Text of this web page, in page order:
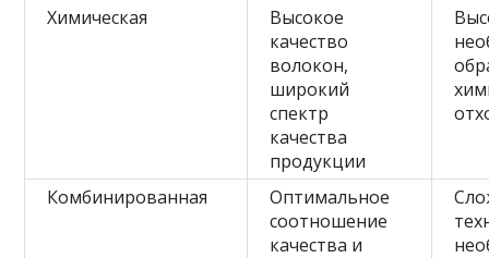
Химическая
Высокое
качество
волокон,
широкий
спектр
качества
продукции
Комбинированная
Оптимальное
соотношение
качества и